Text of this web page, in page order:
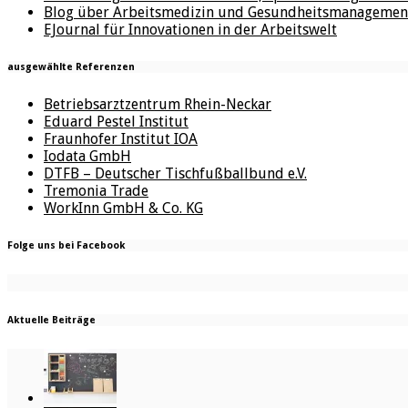
Blog über Arbeitsmedizin und
EJournal für Innovationen in der Arbeitswelt
ausgewählte Referenzen
Betriebsarztzentrum Rhein-Neckar
Eduard Pestel Institut
Fraunhofer Institut IOA
Iodata GmbH
DTFB – Deutscher Tischfußballbund e.V.
Tremonia Trade
WorkInn GmbH & Co. KG
Folge uns bei Facebook
Aktuelle Beiträge